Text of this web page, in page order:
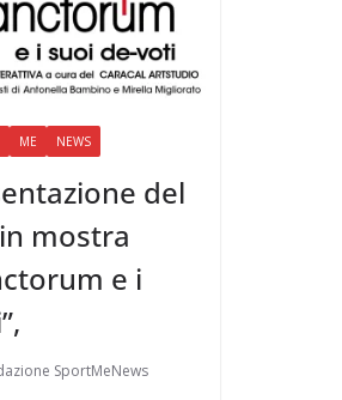
ME NEWS
del
mostra
e i
SportMeNews